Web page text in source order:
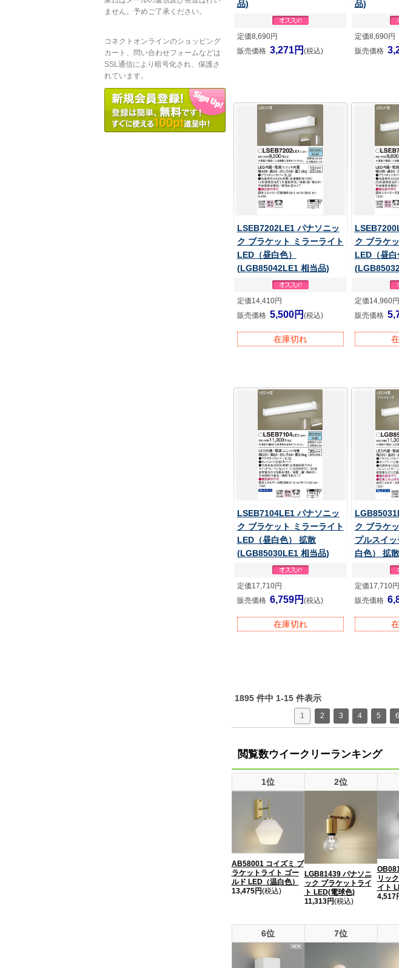
ません。予めご了承ください。
コネクトオンラインのショッピング
カート、問い合わせフォームなどは
SSL通信により暗号化され、保護さ
れています。
品)
定価8,690円
販売価格 3,271円 (税込)
品)
定価8,690円
販売価格
LSEB7202LE1 パナソニッ
ク ブラケット ミラーライト
LED（昼白色）
(LGB85042LE1 相当品)
定価14,410円
販売価格 5,500円 (税込)
在庫切れ
ク ブラケ
LED（昼白
定価14,960円
販売価格
LSEB7104LE1 パナソニッ
ク ブラケット ミラーライト
LED（昼白色） 拡散
(LGB85030LE1 相当品)
定価17,710円
販売価格 6,759円 (税込)
在庫切れ
ク ブラケ
プルスイ
白色） 拡散
定価17,710円
販売価格
1895 件中 1-15 件表示
1 2 3 4 5 6
閲覧数ウイークリーランキング
1位 2位
AB58001 コイズミ ブ
ラケットライト ゴー
ルド LED（温白色）
13,475円(税込)
LGB81439 パナソニ
ック ブラケットライ
ト LED(電球色)
11,313円(税込)
リッ
イト
4,517
6位 7位